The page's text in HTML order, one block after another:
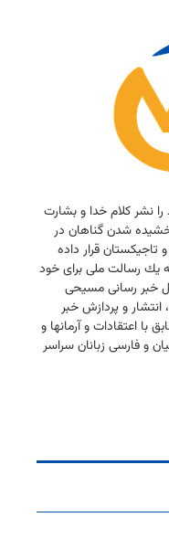
نشر كلام خدا و بشارت
شدن گناهان در
تاجیكستان قرار داده
یك رسالت ملی برای خود
خبر رسانی مسیحی
و پردازش خبر
با اعتقادات و آرمانها و
و فارسی زبانان سراسر